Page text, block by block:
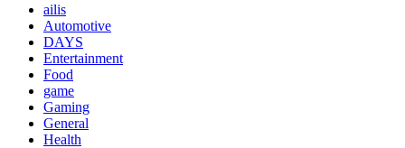
ailis
Automotive
DAYS
Entertainment
Food
game
Gaming
General
Health